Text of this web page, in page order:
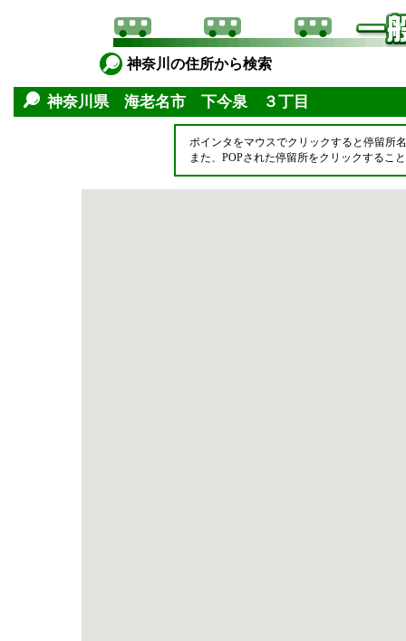
神奈川の住所から検索
神奈川県 海老名市 下今泉 ３丁目
ポインタをマウスでクリックすると停留所
また、POPされた停留所をクリックするこ